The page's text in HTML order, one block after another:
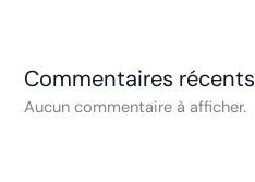
Commentaires récents
Aucun commentaire à afficher.